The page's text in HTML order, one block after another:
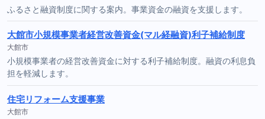
ふるさと融資制度に関する案内。事業資金の融資を支援します。
大館市小規模事業者経営改善資金(マル経融資)利子補給制度
大館市
小規模事業者の経営改善資金に対する利子補給制度。融資の利息負
担を軽減します。
住宅リフォーム支援事業
大館市